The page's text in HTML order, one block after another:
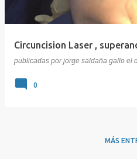
Circuncision Laser ,
publicadas porjorge saldaña gallo el
0
MÁS